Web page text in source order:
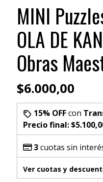
MINI
OLA DE
Obras
$6.000,00
15% OFFcon
Precio final:
3cuotas sin
Ver cuotas y